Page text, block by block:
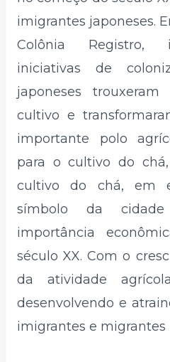
imigrantes japoneses.
Colônia Registro,
iniciativas de
japoneses
cultivo e
importante polo
para o cultivo do
cultivo do chá, em
símbolo da
importância
século XX. Com o
da atividade
desenvolvendo e
imigrantes e migrantes